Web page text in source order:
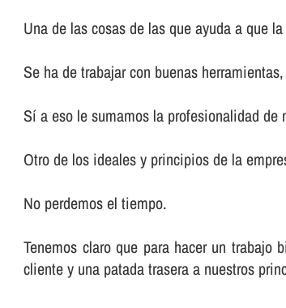
Una de las cosas de las que ayuda a que
Se ha de trabajar con buenas
Sí­ a eso le sumamos la profesionalidad de
Otro de los ideales y principios de la
No perdemos el tiempo.
Tenemos claro que para hacer un
cliente y una patada trasera a nuestros